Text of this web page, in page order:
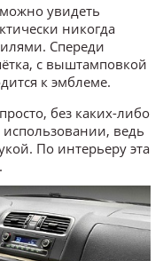
увидеть
никогда
Спереди
с выштамповкой
к эмблеме.
без каких-либо
ведь
По интерьеру эта